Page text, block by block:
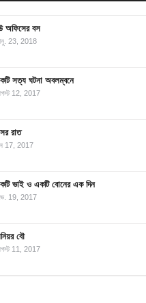
অফিসের বস
23, 2018
সত্য ঘটনা অবলম্বনে
12, 2017
রাত
17, 2017
ভাই ও একটি বোনের এক দিন
19, 2017
বৌ
11, 2017